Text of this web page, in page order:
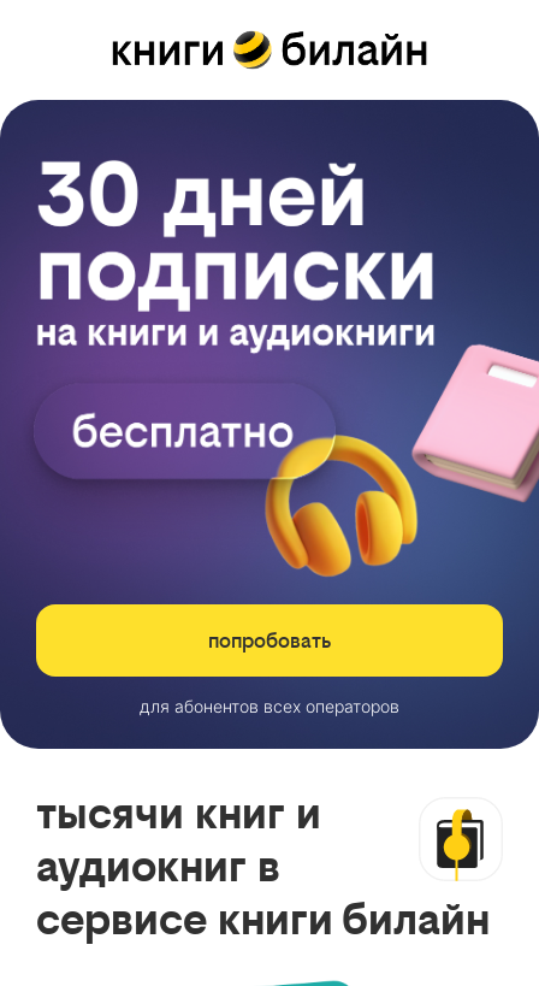
попробовать
для абонентов всех операторов
тысячи книг и
аудиокниг в
сервисе книги билайн